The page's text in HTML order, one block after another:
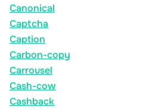
Canonical
Captcha
Caption
Carbon-copy
Carrousel
Cash-cow
Cashback